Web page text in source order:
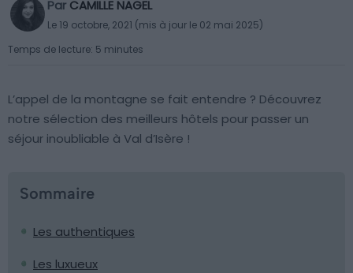
Par CAMILLE NAGEL
Le 19 octobre, 2021 (mis à jour le 02 mai 2025)
Temps de lecture: 5 minutes
L’appel de la montagne se fait entendre ? Découvrez
notre sélection des meilleurs hôtels pour passer un
séjour inoubliable à Val d’Isère !
Sommaire
Les authentiques
Les luxueux